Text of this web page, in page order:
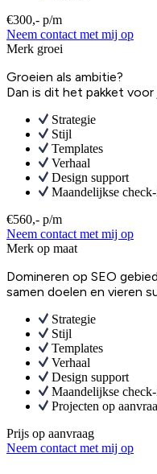
€300,- p/m
Neem contact met mij op
Merk groei
Groeien als ambitie?
Dan is dit het pakket voor
Strategie
Stijl
Templates
Verhaal
Design support
Maandelijkse
€560,- p/m
Neem contact met mij op
Merk op maat
Domineren op SEO
samen doelen en vieren
Strategie
Stijl
Templates
Verhaal
Design support
Maandelijkse
Projecten op
Prijs op aanvraag
Neem contact met mij op